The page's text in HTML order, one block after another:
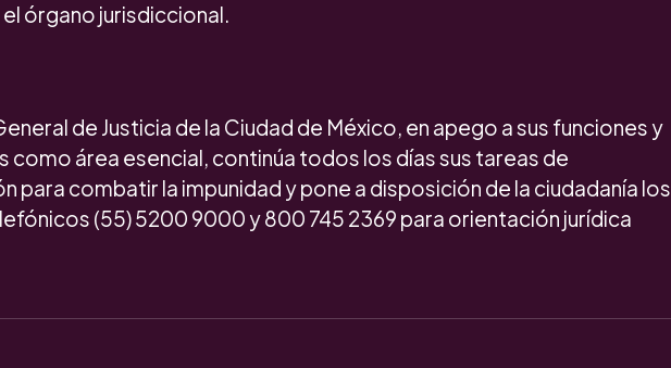
órgano jurisdiccional.
de Justicia de la Ciudad de México, en apego a sus funciones y
como área esencial, continúa todos los días sus tareas de
para combatir la impunidad y pone a disposición de la ciudadanía los
(55) 5200 9000 y 800 745 2369 para orientación jurídica